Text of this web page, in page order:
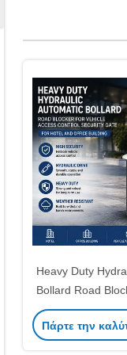
Heavy Duty
Bollard Road
Access Control
Hotel and
Πάρτε την